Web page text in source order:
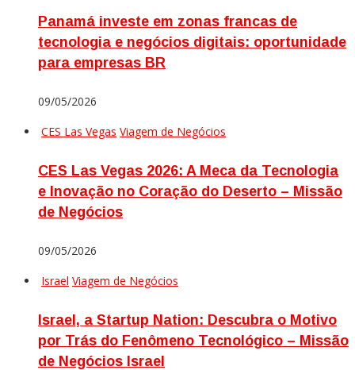
Panamá investe em zonas francas de
tecnologia e negócios digitais: oportunidade
para empresas BR
09/05/2026
CES Las Vegas Viagem de Negócios
CES Las Vegas 2026: A Meca da Tecnologia
e Inovação no Coração do Deserto – Missão
de Negócios
09/05/2026
Israel Viagem de Negócios
Israel, a Startup Nation: Descubra o Motivo
por Trás do Fenômeno Tecnológico – Missão
de Negócios Israel